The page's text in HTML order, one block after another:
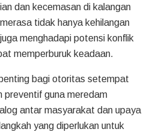
dan kecemasan di kalangan
tidak hanya kehilangan
menghadapi potensi konflik
memperburuk keadaan.
bagi otoritas setempat
preventif guna meredam
antar masyarakat dan upaya
yang diperlukan untuk